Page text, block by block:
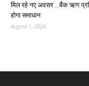
मिल रहे नए अवसर …बैंक ऋण
होगा समाधान
August 1, 2026